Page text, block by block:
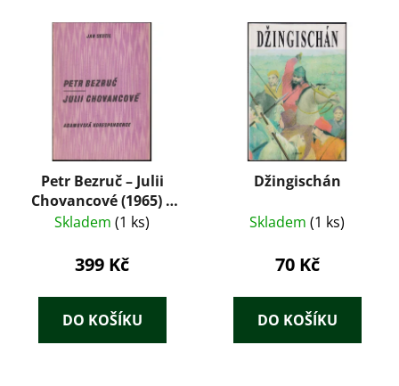
Petr Bezruč – Julii
Chovancové (1965) –
Jan Skutil (ilustrace
Skladem (1 ks)
399 Kč
DO KOŠÍKU
Džingischán
Skladem (1 ks)
70 Kč
DO KOŠÍKU